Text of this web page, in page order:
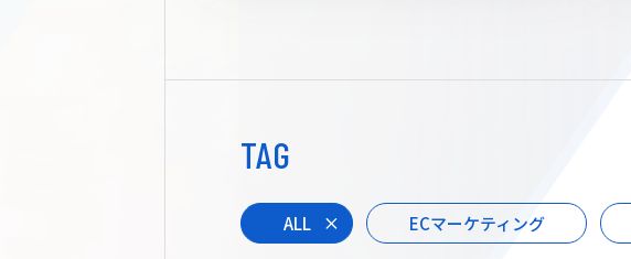
TAG
ALL ECマーケティング